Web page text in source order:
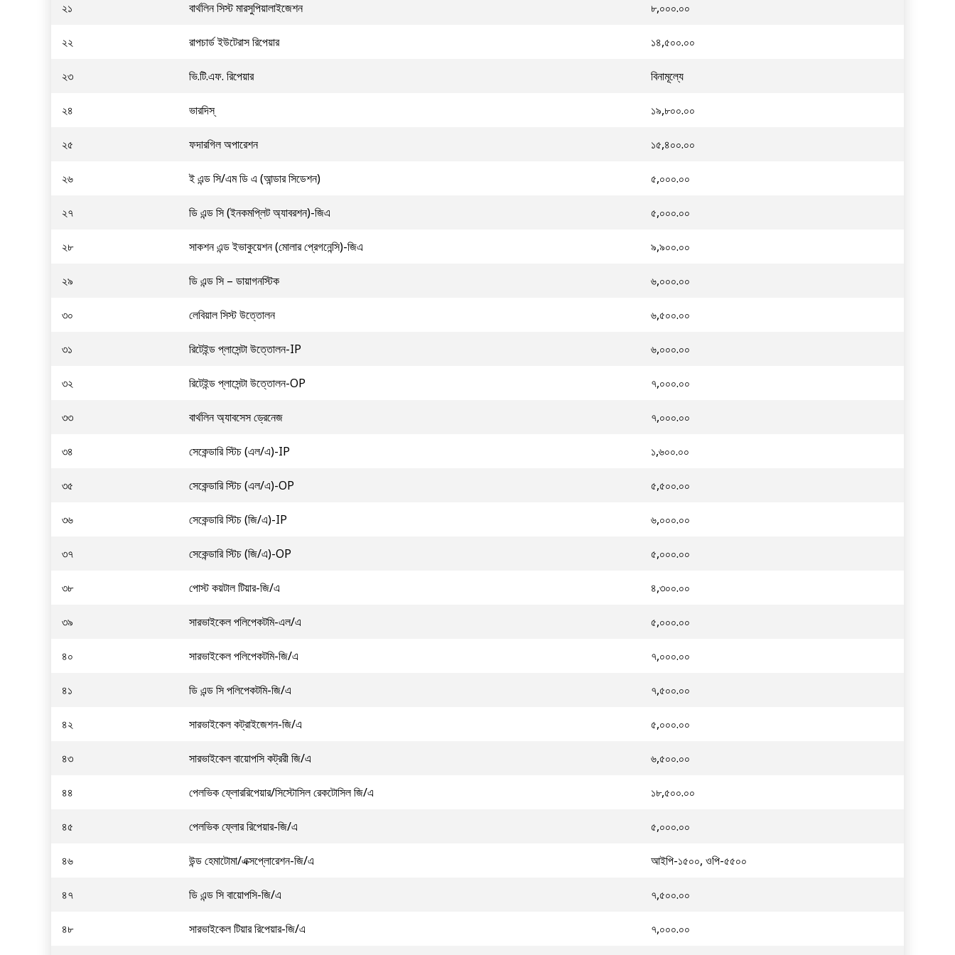
২১ বার্থলিন সিস্ট মারসুপিয়ালাইজেশন ৮,০০০.০০
২২ রাপচার্ড ইউটেরাস রিপেয়ার ১৪,৫০০.০০
২৩ ভি.টি.এফ. রিপেয়ার বিনামূল্যে
২৪ ভারদিস্ ১৯,৮০০.০০
২৫ ফদারগিল অপারেশন ১৫,৪০০.০০
২৬ ই এন্ড সি/এম ডি এ (আন্ডার সিডেশন) ৫,০০০.০০
২৭ ডি এন্ড সি (ইনকমপ্লিট অ্যাবরশন)-জিএ ৫,০০০.০০
২৮ সাকশন এন্ড ইভাকুয়েশন (মোলার প্রেগনেন্সি)-জিএ ৯,৯০০.০০
২৯ ডি এন্ড সি – ডায়াগনস্টিক ৬,০০০.০০
৩০ লেবিয়াল সিস্ট উত্তোলন ৬,৫০০.০০
৩১ রিটেইন্ড প্লাসেন্টা উত্তোলন-IP ৬,০০০.০০
৩২ রিটেইন্ড প্লাসেন্টা উত্তোলন-OP ৭,০০০.০০
৩৩ বার্থলিন অ্যাবসেস ড্রেনেজ ৭,০০০.০০
৩৪ সেকেন্ডারি স্টিচ (এল/এ)-IP ১,৬০০.০০
৩৫ সেকেন্ডারি স্টিচ (এল/এ)-OP ৫,৫০০.০০
৩৬ সেকেন্ডারি স্টিচ (জি/এ)-IP ৬,০০০.০০
৩৭ সেকেন্ডারি স্টিচ (জি/এ)-OP ৫,০০০.০০
৩৮ পোস্ট কয়টাল টিয়ার-জি/এ ৪,৩০০.০০
৩৯ সারভাইকেল পলিপেকটমি-এল/এ ৫,০০০.০০
৪০ সারভাইকেল পলিপেকটমি-জি/এ ৭,০০০.০০
৪১ ডি এন্ড সি পলিপেকটমি-জি/এ ৭,৫০০.০০
৪২ সারভাইকেল কট্রাইজেশন-জি/এ ৫,০০০.০০
৪৩ সারভাইকেল বায়োপসি কট্ররী জি/এ ৬,৫০০.০০
৪৪ পেলভিক ফ্লোররিপেয়ার/সিস্টোসিল রেকটোসিল জি/এ ১৮,৫০০.০০
৪৫ পেলভিক ফ্লোর রিপেয়ার-জি/এ ৫,০০০.০০
৪৬ উন্ড হেমাটোমা/এক্সপ্লোরেশন-জি/এ আইপি-১৫০০, ওপি-৫৫০০
৪৭ ডি এন্ড সি বায়োপসি-জি/এ ৭,৫০০.০০
৪৮ সারভাইকেল টিয়ার রিপেয়ার-জি/এ ৭,০০০.০০